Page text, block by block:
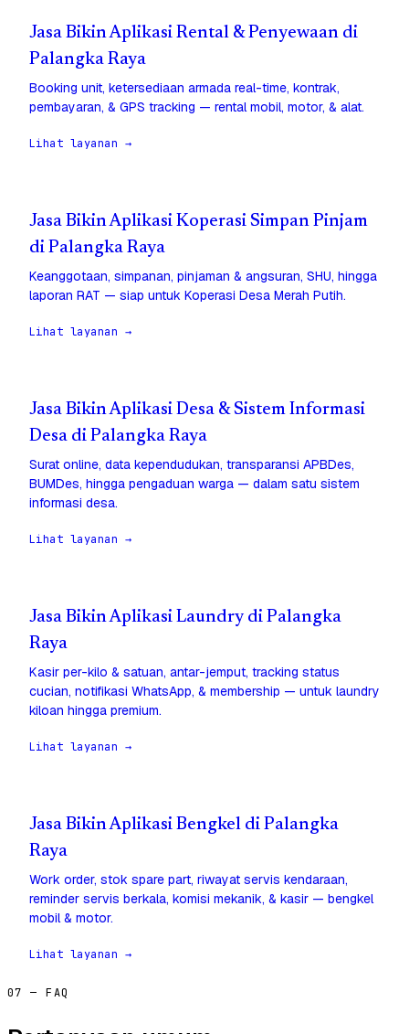
Jasa Bikin Aplikasi Rental & Penyewaan di
Palangka Raya
Booking unit, ketersediaan armada real-time, kontrak,
pembayaran, & GPS tracking — rental mobil, motor, & alat.
Lihat layanan →
Jasa Bikin Aplikasi Koperasi Simpan Pinjam
di Palangka Raya
Keanggotaan, simpanan, pinjaman & angsuran, SHU, hingga
laporan RAT — siap untuk Koperasi Desa Merah Putih.
Lihat layanan →
Jasa Bikin Aplikasi Desa & Sistem Informasi
Desa di Palangka Raya
Surat online, data kependudukan, transparansi APBDes,
BUMDes, hingga pengaduan warga — dalam satu sistem
informasi desa.
Lihat layanan →
Jasa Bikin Aplikasi Laundry di Palangka
Raya
Kasir per-kilo & satuan, antar-jemput, tracking status
cucian, notifikasi WhatsApp, & membership — untuk laundry
kiloan hingga premium.
Lihat layanan →
Jasa Bikin Aplikasi Bengkel di Palangka
Raya
Work order, stok spare part, riwayat servis kendaraan,
reminder servis berkala, komisi mekanik, & kasir — bengkel
mobil & motor.
Lihat layanan →
07 — FAQ